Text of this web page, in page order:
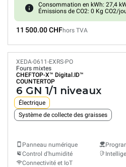
Consommation en kWh: 27,4
Émissions de CO2: 0 Kg CO2/
11 500.00 CHFhors TVA
XEDA-0611-EXRS-PO
Fours mixtes
CHEFTOP-X™ Digital.ID™
COUNTERTOP
6 GN 1/1 niveaux
Électrique
Système de collecte des graisses
Panneau numérique
Control d'humidité
Connectivité et IoT